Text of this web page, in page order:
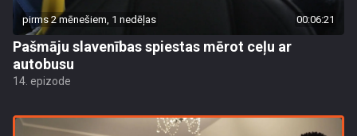
pirms 2 mēnešiem, 1 nedēļas 00:06:21
Pašmāju slavenības spiestas mērot ceļu ar
autobusu
14. epizode